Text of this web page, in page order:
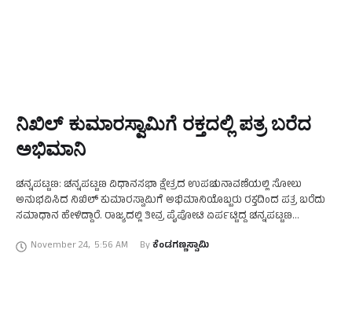
ನಿಖಿಲ್‌ ಕುಮಾರಸ್ವಾಮಿಗೆ ರಕ್ತದಲ್ಲಿ ಪತ್ರ ಬರೆದ
ಅಭಿಮಾನಿ
ಚನ್ನಪಟ್ಟಣ: ಚನ್ನಪಟ್ಟಣ ವಿಧಾನಸಭಾ ಕ್ಷೇತ್ರದ ಉಪಚುನಾವಣೆಯಲ್ಲಿ ಸೋಲು
ಅನುಭವಿಸಿದ ನಿಖಿಲ್‌ ಕುಮಾರಸ್ವಾಮಿಗೆ ಅಭಿಮಾನಿಯೊಬ್ಬರು ರಕ್ತದಿಂದ ಪತ್ರ ಬರೆದು
ಸಮಾಧಾನ ಹೇಳಿದ್ದಾರೆ. ರಾಜ್ಯದಲ್ಲಿ ತೀವ್ರ ಪೈಪೋಟಿ ಏರ್ಪಟ್ಟಿದ್ದ ಚನ್ನಪಟ್ಟಣ
ನಿಖಿಲ್‌ ಕುಮಾರಸ್ವಾಮಿ ಭಾರೀ ಮತಗಳ …
November 24, 5:56 AM By ಕೆಂಡಗಣ್ಣಸ್ವಾಮಿ